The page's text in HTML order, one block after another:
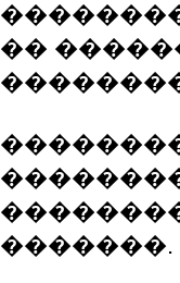
��
�������.